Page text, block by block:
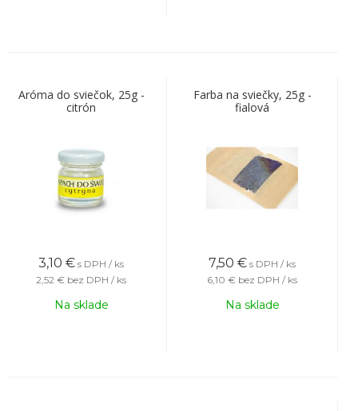
Aróma do sviečok, 25g -
citrón
3,10 € s DPH / ks
2,52 € bez DPH / ks
Na sklade
Farba na sviečky, 25g -
fialová
7,50 € s DPH / ks
6,10 € bez DPH / ks
Na sklade